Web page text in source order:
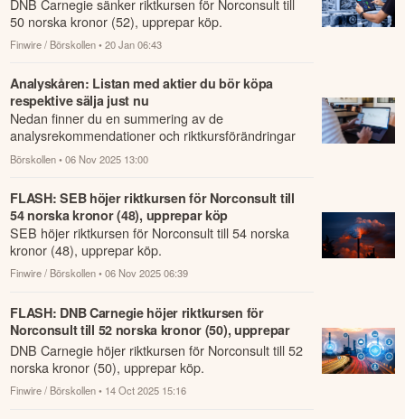
50 norska kronor (52), upprepar köp.
Finwire / Börskollen • 20 Jan 06:43
Analyskåren: Listan med aktier du bör köpa
respektive sälja just nu
Nedan finner du en summering av de
analysrekommendationer och riktkursförändringar
som har rapporterats om idag den 6 november.
Börskollen • 06 Nov 2025 13:00
FLASH: SEB höjer riktkursen för Norconsult till
54 norska kronor (48), upprepar köp
SEB höjer riktkursen för Norconsult till 54 norska
kronor (48), upprepar köp.
Finwire / Börskollen • 06 Nov 2025 06:39
FLASH: DNB Carnegie höjer riktkursen för
Norconsult till 52 norska kronor (50), upprepar
köp
DNB Carnegie höjer riktkursen för Norconsult till 52
norska kronor (50), upprepar köp.
Finwire / Börskollen • 14 Oct 2025 15:16